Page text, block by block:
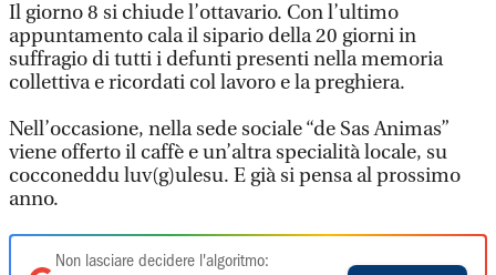
Il giorno 8 si chiude l’ottavario. Con l’ultimo
appuntamento cala il sipario della 20 giorni in
suffragio di tutti i defunti presenti nella memoria
collettiva e ricordati col lavoro e la preghiera.
Nell’occasione, nella sede sociale “de Sas Animas”
viene offerto il caffè e un’altra specialità locale, su
cocconeddu luv(g)ulesu. E già si pensa al prossimo
anno.
Non lasciare decidere l'algoritmo: